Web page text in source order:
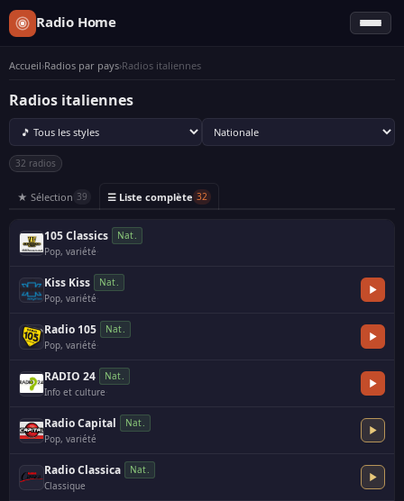
Radio Home
Accueil›Radios par pays›Radios italiennes
Radios italiennes
32 radios
★ Sélection 39 ☰ Liste complète 32
105 Classics
Nat.
Pop, variété·
Kiss Kiss
Nat.
Pop, variété·
Radio 105
Nat.
Pop, variété·
RADIO 24
Nat.
Info et culture·
Radio Capital
Nat.
Pop, variété
Radio Classica
Nat.
Classique